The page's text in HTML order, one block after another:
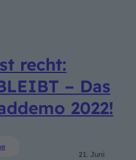
recht:
– Das
2022!
21. Juni